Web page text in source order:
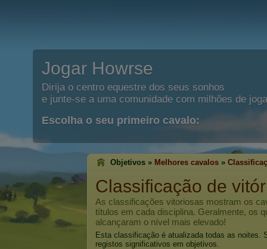
Jogar Howrse
Dirija o centro equestre dos seus sonhos
e junte-se a uma comunidade com milhões de
Escolha o seu primeiro cavalo:
Objetivos » Melhores cavalos »
Classificação de
As classificações vitoriosas mostram os
títulos em cada disciplina. Geralmente, os
alcançaram o nível mais elevado!
Esta classificação é atualizada todas as noites.
registos significativos em objetivos.